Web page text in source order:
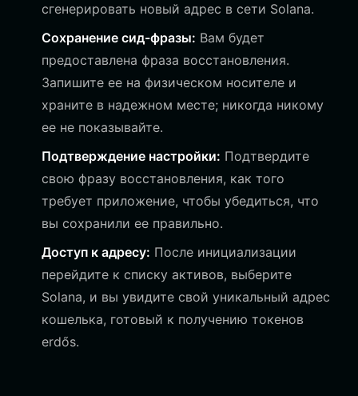
сгенерировать новый адрес в сети Solana.
Сохранение сид-фразы: Вам будет
предоставлена фраза восстановления.
Запишите ее на физическом носителе и
храните в надежном месте; никогда никому
ее не показывайте.
Подтверждение настройки: Подтвердите
свою фразу восстановления, как того
требует приложение, чтобы убедиться, что
вы сохранили ее правильно.
Доступ к адресу: После инициализации
перейдите к списку активов, выберите
Solana, и вы увидите свой уникальный адрес
кошелька, готовый к получению токенов
erdős.